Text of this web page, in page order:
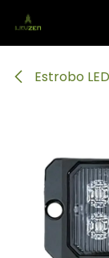
Estrobo LED